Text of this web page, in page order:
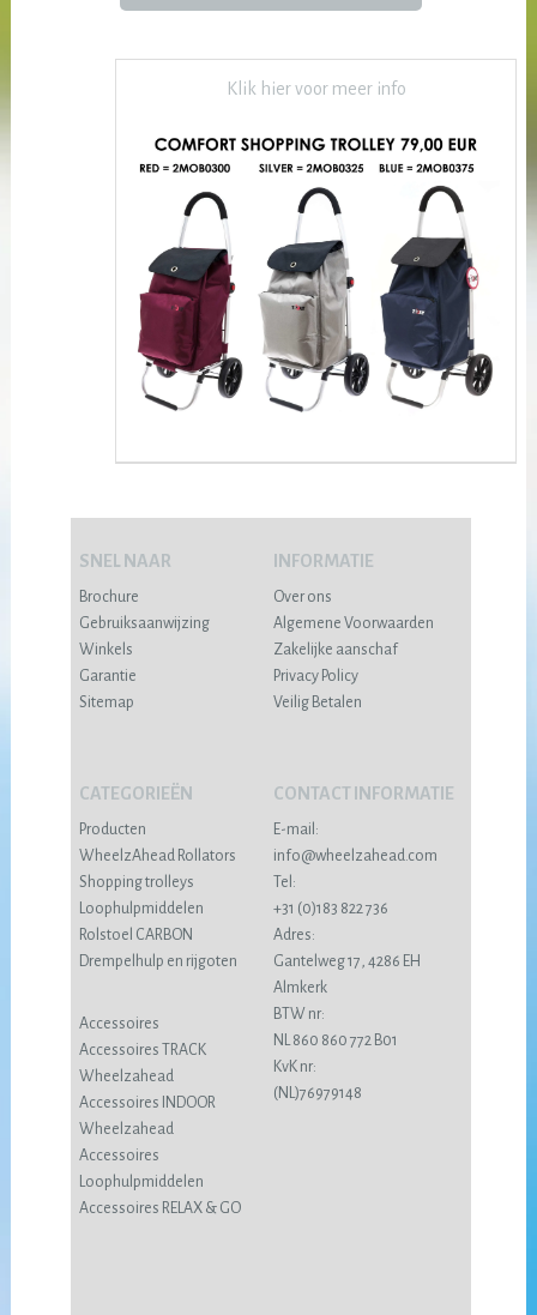
Klik hier voor meer info
SNEL NAAR
Brochure
Gebruiksaanwijzing
Winkels
Garantie
Sitemap
INFORMATIE
Over ons
Algemene Voorwaarden
Zakelijke aanschaf
Privacy Policy
Veilig Betalen
CATEGORIEËN
Producten
WheelzAhead Rollators
Shopping trolleys
Loophulpmiddelen
Rolstoel CARBON
Drempelhulp en rijgoten
Accessoires
Accessoires TRACK
Wheelzahead
Accessoires INDOOR
Wheelzahead
Accessoires
Loophulpmiddelen
Accessoires RELAX & GO
CONTACT INFORMATIE
E-mail:
info@wheelzahead.com
Tel:
+31 (0)183 822 736
Adres:
Gantelweg 17, 4286 EH
Almkerk
BTW nr:
NL 860 860 772 B01
KvK nr:
(NL)76979148